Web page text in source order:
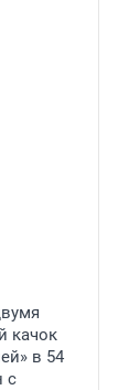
качок
в 54
с